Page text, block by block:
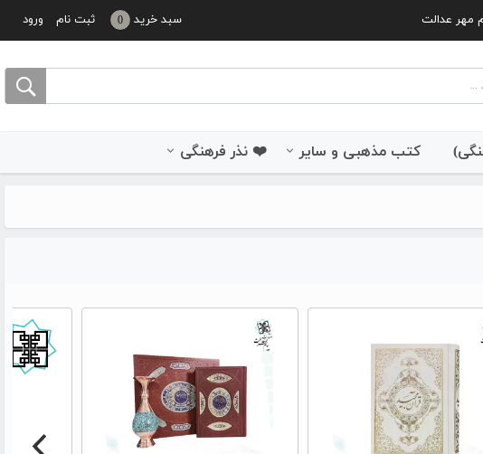
ورود ثبت نام سبد خرید 0 مهر عدالت
کتب مذهبی و سایر ❤️ نذر فرهنگی